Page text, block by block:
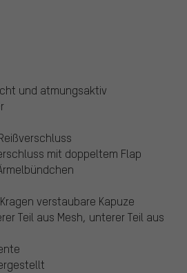
und atmungsaktiv
mit doppeltem Flap
verstaubare Kapuze
Teil aus Mesh, unterer Teil aus